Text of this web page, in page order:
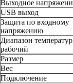
Выходное
USB выход
Защита по входному
напряжению
Диапазон
рабочий
Размер
Вес
Подключение